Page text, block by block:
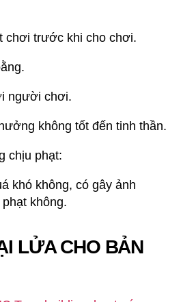
chơi trước khi cho chơi.
người chơi.
không tốt đến tinh thần.
chịu phạt:
khó không, có gây ảnh
không.
LỬA CHO BẢN